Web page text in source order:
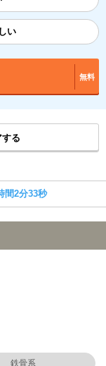
い
無料
る
間2分33秒
鉄骨系